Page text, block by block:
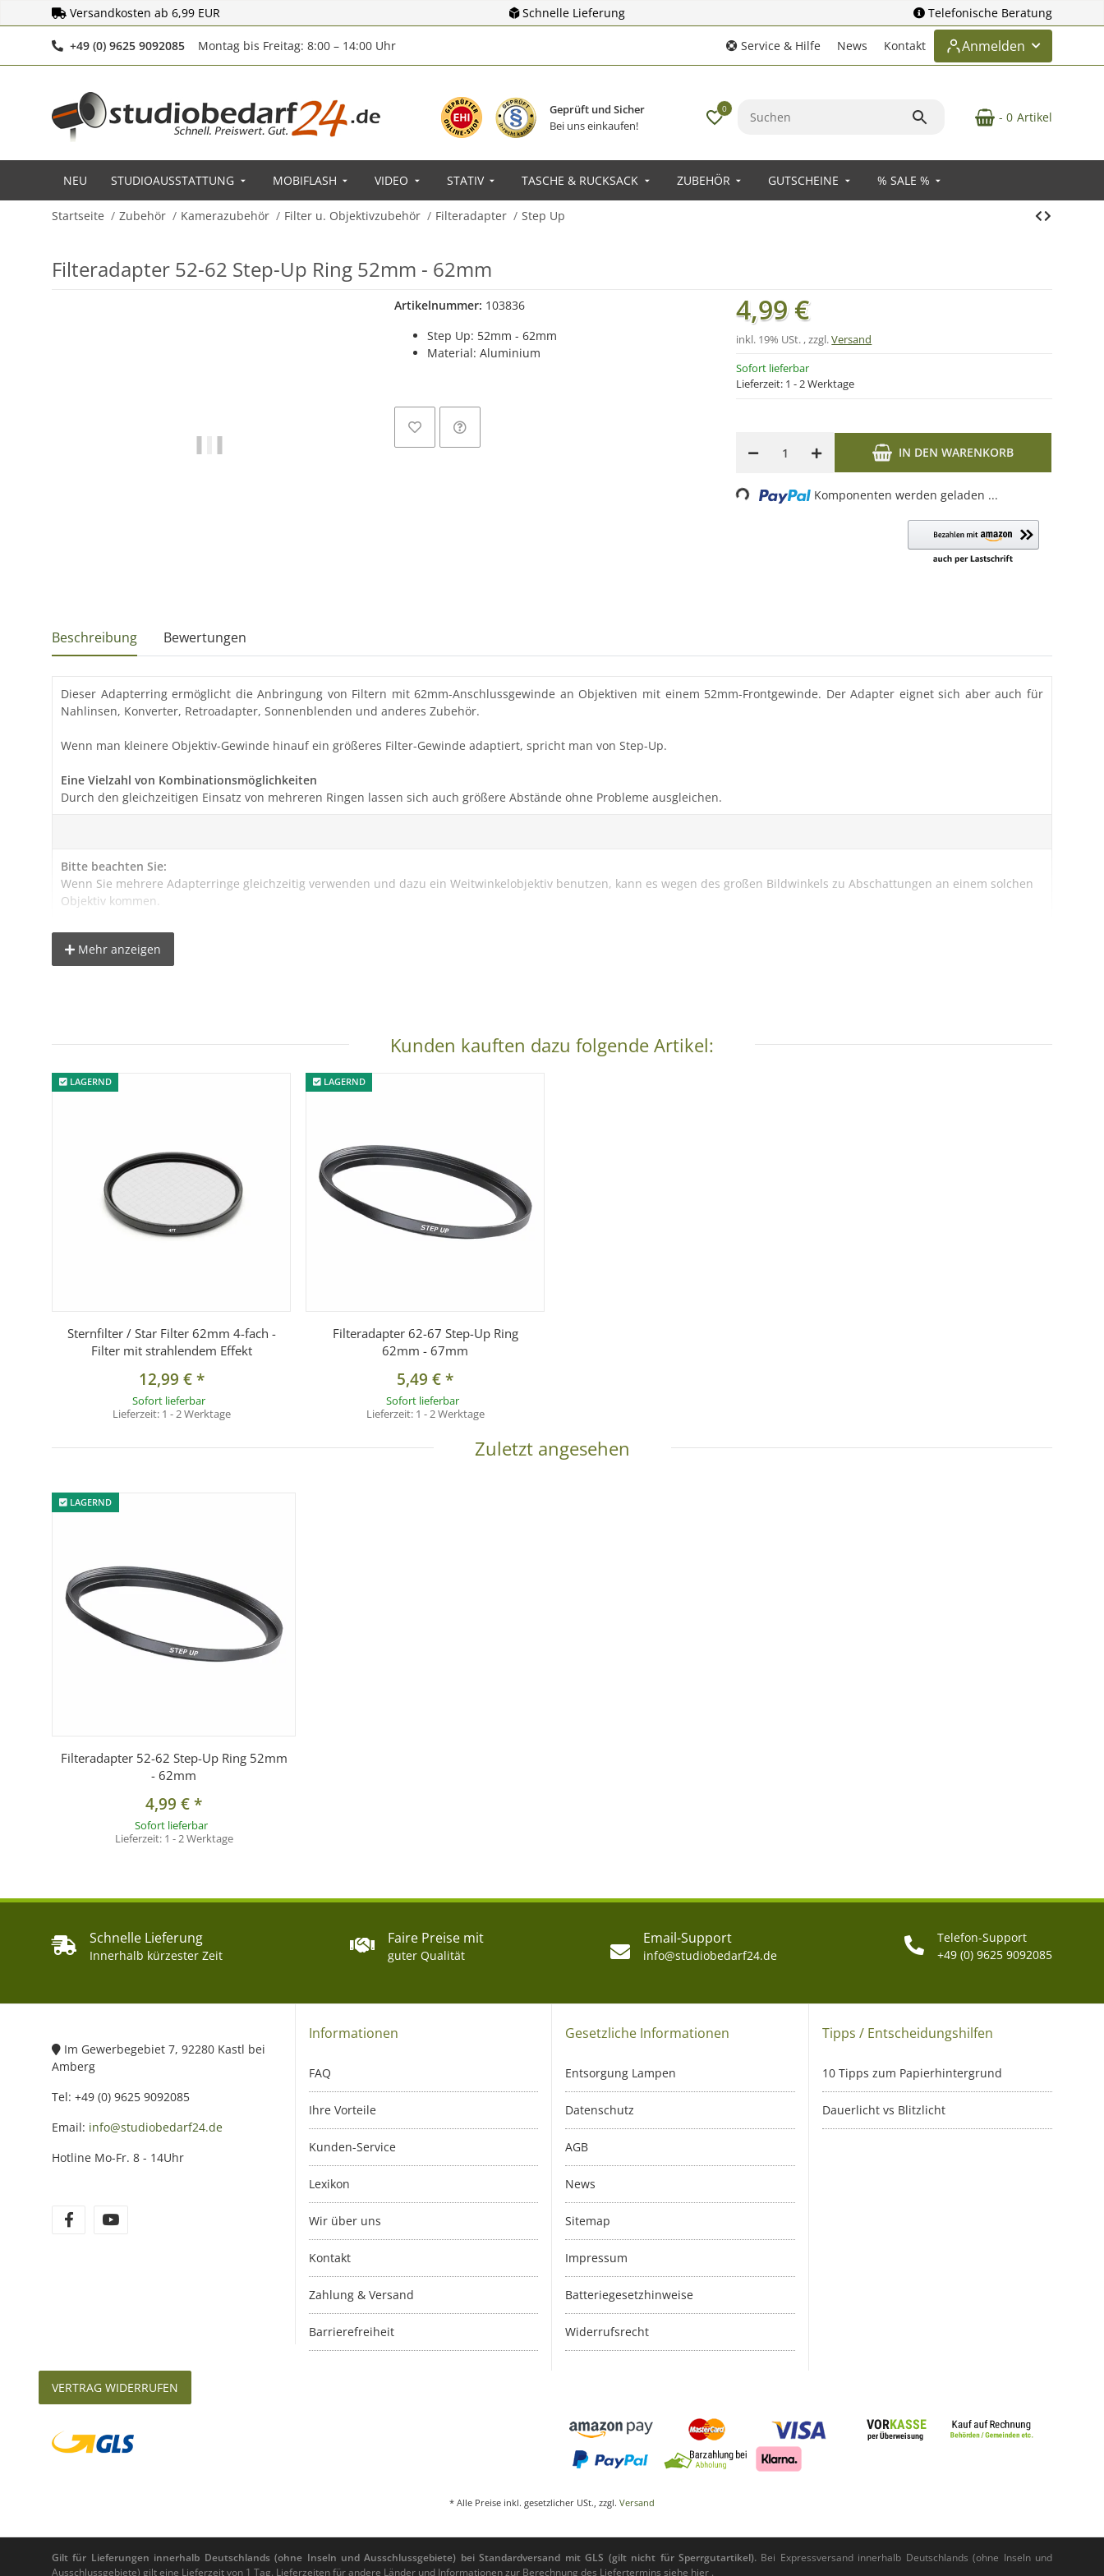
Versandkosten ab 6,99 EUR Schnelle Lieferung Telefonische Beratung
+49 (0) 9625 9092085Telefonnummer
Montag bis Freitag: 8:00 – 14:00 Uhr Service & Hilfe News Kontakt Anmelden
Geprüft und Sicher
Bei uns einkaufen!
0
- 0 Artikel
NEU STUDIOAUSSTATTUNG MOBIFLASH VIDEO STATIV TASCHE & RUCKSACK ZUBEHÖR GUTSCHEINE % SALE %
Startseite Zubehör Kamerazubehör Filter u. Objektivzubehör Filteradapter Step Up
Filteradapter 52-62 Step-Up Ring 52mm - 62mm
Artikelnummer: 103836
Step Up: 52mm - 62mm
Material: Aluminium
Sofort lieferbar
Lieferzeit: 1 - 2 Werktage
4,99 €
inkl. 19% USt. , zzgl.Versand
IN DEN WARENKORB
Loading... Komponenten werden geladen ...
Beschreibung Bewertungen
Dieser Adapterring ermöglicht die Anbringung von Filtern mit 62mm-Anschlussgewinde an Objektiven mit einem 52mm-Frontgewinde. Der Adapter eignet sich aber auch für
Nahlinsen, Konverter, Retroadapter, Sonnenblenden und anderes Zubehör.
Wenn man kleinere Objektiv-Gewinde hinauf ein größeres Filter-Gewinde adaptiert, spricht man von Step-Up.
Eine Vielzahl von Kombinationsmöglichkeiten
Durch den gleichzeitigen Einsatz von mehreren Ringen lassen sich auch größere Abstände ohne Probleme ausgleichen.
Bitte beachten Sie:
Wenn Sie mehrere Adapterringe gleichzeitig verwenden und dazu ein Weitwinkelobjektiv benutzen, kann es wegen des großen Bildwinkels zu Abschattungen an einem solchen
Objektiv kommen.
Technische Details:
Lieferumfang:
Mehr anzeigen
Kunden kauften dazu folgende Artikel:
LAGERND
Sternfilter / Star Filter 62mm 4-fach -
Filter mit strahlendem Effekt
12,99 €*
Sofort lieferbar
Lieferzeit: 1 - 2 Werktage
LAGERND
Filteradapter 62-67 Step-Up Ring
62mm - 67mm
5,49 €*
Sofort lieferbar
Lieferzeit: 1 - 2 Werktage
Zuletzt angesehen
LAGERND
Filteradapter 52-62 Step-Up Ring 52mm
- 62mm
4,99 €*
Sofort lieferbar
Lieferzeit: 1 - 2 Werktage
Schnelle Lieferung
Innerhalb kürzester Zeit
Faire Preise mit
guter Qualität
Email-Support
info@studiobedarf24.de
Telefon-Support
+49 (0) 9625 9092085
Im Gewerbegebiet 7, 92280 Kastl bei
Amberg
Tel: +49 (0) 9625 9092085
Email: info@studiobedarf24.de
Hotline Mo-Fr. 8 - 14Uhr
Informationen
FAQ
Ihre Vorteile
Kunden-Service
Lexikon
Wir über uns
Kontakt
Zahlung & Versand
Barrierefreiheit
Gesetzliche Informationen
Entsorgung Lampen
Datenschutz
AGB
News
Sitemap
Impressum
Batteriegesetzhinweise
Widerrufsrecht
Tipps / Entscheidungshilfen
10 Tipps zum Papierhintergrund
Dauerlicht vs Blitzlicht
VERTRAG WIDERRUFEN
* Alle Preise inkl. gesetzlicher USt., zzgl. Versand
Gilt für Lieferungen innerhalb Deutschlands (ohne Inseln und Ausschlussgebiete) bei Standardversand mit GLS (gilt nicht für Sperrgutartikel).Bei Expressversand innerhalb Deutschlands (ohne Inseln und
Ausschlussgebiete) gilt eine Lieferzeit von 1 Tag. Lieferzeiten für andere Länder und Informationen zur Berechnung des Liefertermins siehe hier .